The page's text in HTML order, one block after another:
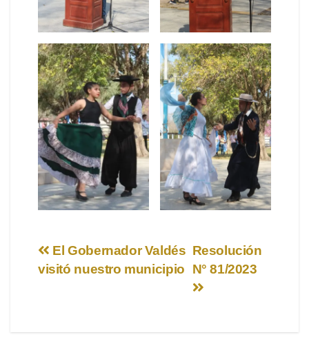
Navegación
Resolución
N° 81/2023
El Gobernador Valdés
visitó nuestro municipio